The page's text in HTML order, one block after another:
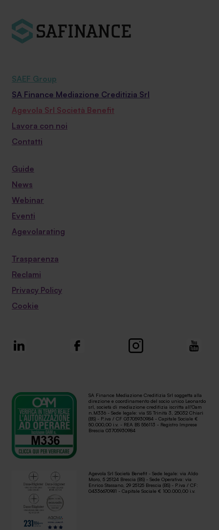
SAEF Group
SA Finance Mediazione Creditizia Srl
Agevola Srl Società Benefit
Lavora con noi
Contatti
Guide
News
Webinar
Eventi
Agevolarating
Trasparenza
Reclami
Privacy Policy
Cookie
SA Finance Mediazione Creditizia Srl soggetta alla
direzione e coordinamento del socio unico Leonardo
srl, società di mediazione creditizia iscritta all'Oam
n.M336 - Sede legale: via SS Trinità 3, 25032 Chiari
(BS) - P.iva / CF 03705930984 - Capitale Sociale €
50.000,00 i.v. - REA BS 556113 - Registro Imprese
Brescia 03705930984
Agevola Srl Società Benefit - Sede legale: via Aldo
Moro, 5 25124 Brescia (BS) - Sede Operativa: via
Enrico Stassano, 29 25125 Brescia (BS) - P.iva / CF:
04336670981 - Capitale Sociale € 100.000,00 i.v.